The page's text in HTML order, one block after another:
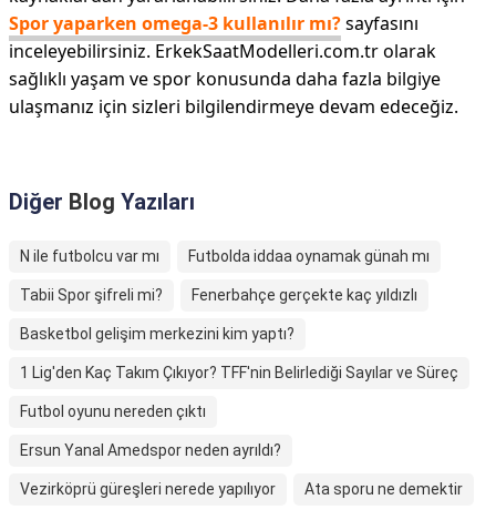
Spor yaparken omega-3 kullanılır mı?sayfasını
inceleyebilirsiniz. ErkekSaatModelleri.com.tr olarak
sağlıklı yaşam ve spor konusunda daha fazla bilgiye
ulaşmanız için sizleri bilgilendirmeye devam edeceğiz.
Diğer Blog Yazıları
N ile futbolcu var mı Futbolda iddaa oynamak günah mı
Tabii Spor şifreli mi? Fenerbahçe gerçekte kaç yıldızlı
Basketbol gelişim merkezini kim yaptı?
1 Lig'den Kaç Takım Çıkıyor? TFF'nin Belirlediği Sayılar ve Süreç
Futbol oyunu nereden çıktı
Ersun Yanal Amedspor neden ayrıldı?
Vezirköprü güreşleri nerede yapılıyor Ata sporu ne demektir